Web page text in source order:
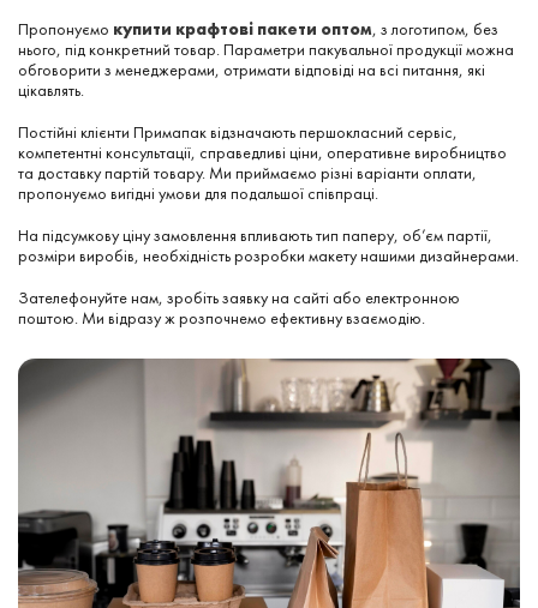
Пропонуємо купити крафтові пакети оптом, з логотипом, без
нього, під конкретний товар. Параметри пакувальної продукції можна
обговорити з менеджерами, отримати відповіді на всі питання, які
цікавлять.
Постійні клієнти Примапак відзначають першокласний сервіс,
компетентні консультації, справедливі ціни, оперативне виробництво
та доставку партій товару. Ми приймаємо різні варіанти оплати,
пропонуємо вигідні умови для подальшої співпраці.
На підсумкову ціну замовлення впливають тип паперу, об’єм партії,
розміри виробів, необхідність розробки макету нашими дизайнерами.
Зателефонуйте нам, зробіть заявку на сайті або електронною
поштою. Ми відразу ж розпочнемо ефективну взаємодію.